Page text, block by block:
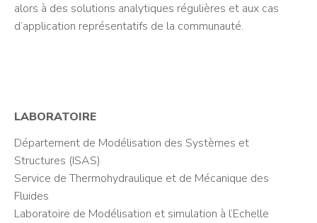
alors à des solutions analytiques régulières et aux cas
d’application représentatifs de la communauté.
LABORATOIRE
Département de Modélisation des Systèmes et
Structures (ISAS)
Service de Thermohydraulique et de Mécanique des
Fluides
Laboratoire de Modélisation et simulation à l’Echelle